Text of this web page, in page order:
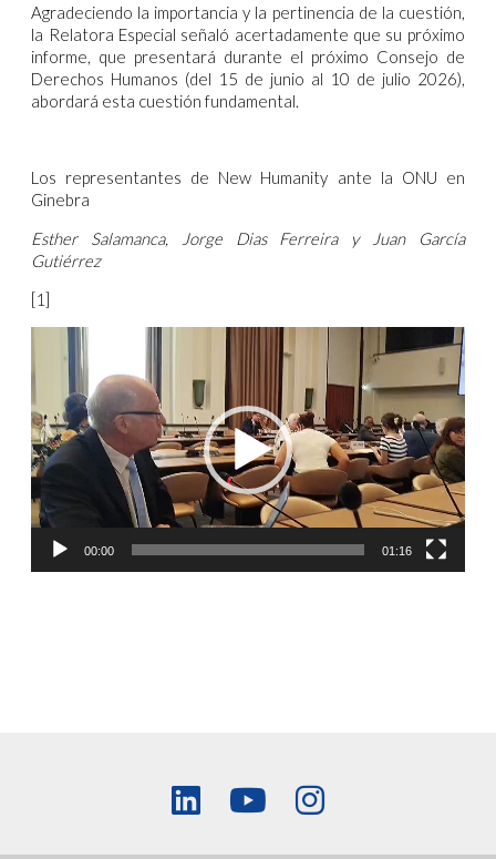
Agradeciendo la importancia y la pertinencia de la cuestión,
la Relatora Especial señaló acertadamente que su próximo
informe, que presentará durante el próximo Consejo de
Derechos Humanos (del 15 de junio al 10 de julio 2026),
abordará esta cuestión fundamental.
Los representantes de New Humanity ante la ONU en
Ginebra
Esther Salamanca, Jorge Dias Ferreira y Juan García
Gutiérrez
[1]
Video
Player
00:00 01:16